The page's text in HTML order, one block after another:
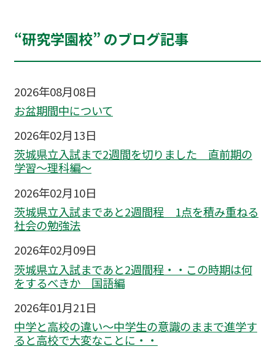
“研究学園校” のブログ記事
2026年08月08日
お盆期間中について
2026年02月13日
茨城県立入試まで2週間を切りました 直前期の
学習～理科編〜
2026年02月10日
茨城県立入試まであと2週間程 1点を積み重ねる
社会の勉強法
2026年02月09日
茨城県立入試まであと2週間程・・この時期は何
をするべきか 国語編
2026年01月21日
中学と高校の違い～中学生の意識のままで進学す
ると高校で大変なことに・・